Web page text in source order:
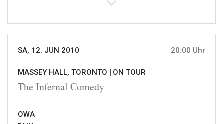
SA, 12. JUN 2010 20:00 Uhr
MASSEY HALL, TORONTO | ON TOUR
The Infernal Comedy
OWA